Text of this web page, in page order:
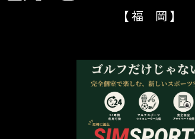
【 福 岡 】